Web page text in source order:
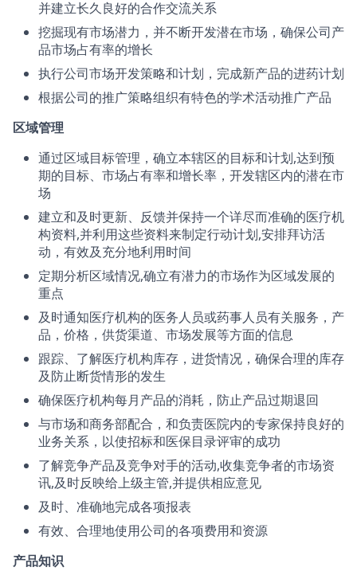
并建立长久良好的合作交流关系
挖掘现有市场潜力，并不断开发潜在市场，确保公司产
品市场占有率的增长
执行公司市场开发策略和计划，完成新产品的进药计划
根据公司的推广策略组织有特色的学术活动推广产品
区域管理
通过区域目标管理，确立本辖区的目标和计划,达到预
期的目标、市场占有率和增长率，开发辖区内的潜在市
场
建立和及时更新、反馈并保持一个详尽而准确的医疗机
构资料,并利用这些资料来制定行动计划,安排拜访活
动，有效及充分地利用时间
定期分析区域情况,确立有潜力的市场作为区域发展的
重点
及时通知医疗机构的医务人员或药事人员有关服务，产
品，价格，供货渠道、市场发展等方面的信息
跟踪、了解医疗机构库存，进货情况，确保合理的库存
及防止断货情形的发生
确保医疗机构每月产品的消耗，防止产品过期退回
与市场和商务部配合，和负责医院内的专家保持良好的
业务关系，以使招标和医保目录评审的成功
了解竞争产品及竞争对手的活动,收集竞争者的市场资
讯,及时反映给上级主管,并提供相应意见
及时、准确地完成各项报表
有效、合理地使用公司的各项费用和资源
产品知识